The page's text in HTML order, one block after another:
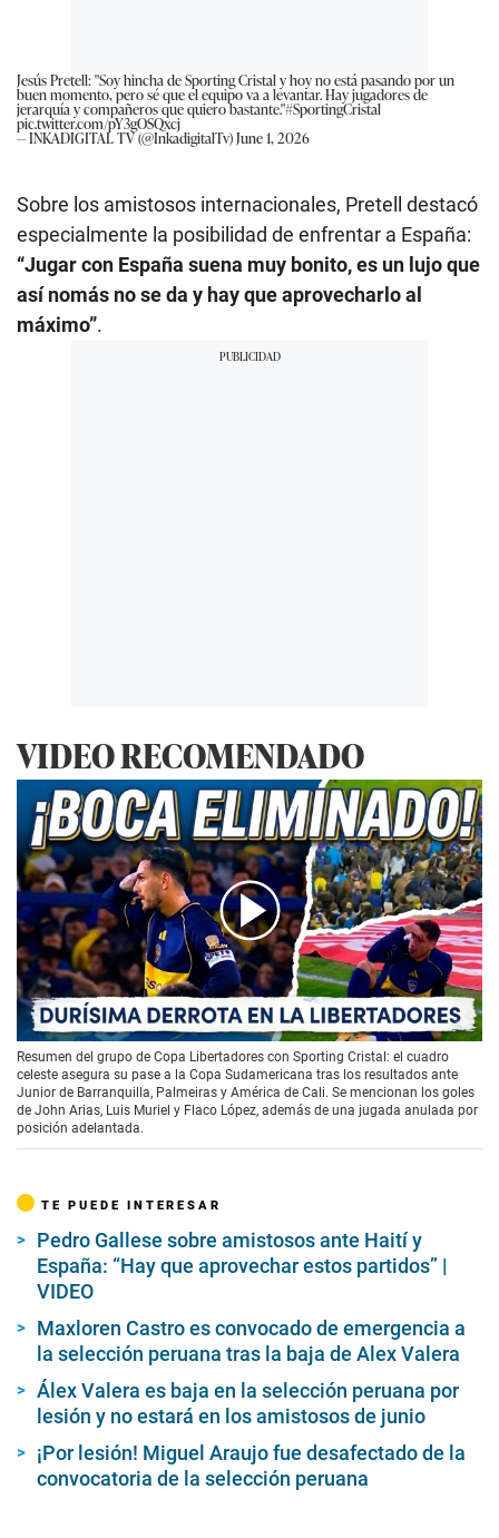
Jesús Pretell: "Soy hincha de Sporting Cristal y hoy no está pasando por un
buen momento, pero sé que el equipo va a levantar. Hay jugadores de
jerarquía y compañeros que quiero bastante."#SportingCristal
pic.twitter.com/pY3gOSQxcj
— INKADIGITAL TV (@InkadigitalTv)June 1, 2026
Sobre los amistosos internacionales, Pretell destacó
especialmente la posibilidad de enfrentar a España:
“Jugar con España suena muy bonito, es un lujo que
así nomás no se da y hay que aprovecharlo al
máximo”.
VIDEO RECOMENDADO
00:00/04:54
Resumen del grupo de Copa Libertadores con Sporting Cristal: el cuadro
celeste asegura su pase a la Copa Sudamericana tras los resultados ante
Junior de Barranquilla, Palmeiras y América de Cali. Se mencionan los goles
de John Arias, Luis Muriel y Flaco López, además de una jugada anulada por
posición adelantada.
TE PUEDE INTERESAR
Pedro Gallese sobre amistosos ante Haití y
España: “Hay que aprovechar estos partidos” |
VIDEO
Maxloren Castro es convocado de emergencia a
la selección peruana tras la baja de Alex Valera
Álex Valera es baja en la selección peruana por
lesión y no estará en los amistosos de junio
¡Por lesión! Miguel Araujo fue desafectado de la
convocatoria de la selección peruana